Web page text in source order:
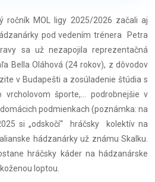
ročník MOL ligy 2025/2026 začali aj
pod vedením trénera Petra
sa už nezapojila reprezentačná
Bella Oláhová (24 rokov), z dôvodov
v Budapešti a zosúladenie štúdia s
športe,... podrobnejšie v
podmienkach (poznámka: na
si „odskočí“ hráčsky kolektív na
hádzanárky už známu Skalku.
hráčsky káder na hádzanárske
loptou.